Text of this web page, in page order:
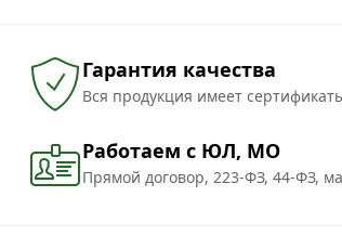
Гарантия качества
Вся продукция имеет
Работаем с ЮЛ, МО
Прямой договор, 223-ФЗ, 44-ФЗ,